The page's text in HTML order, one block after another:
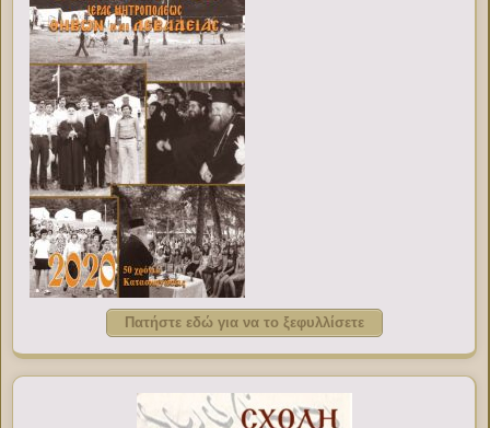
Πατήστε εδώ για να το ξεφυλλίσετε